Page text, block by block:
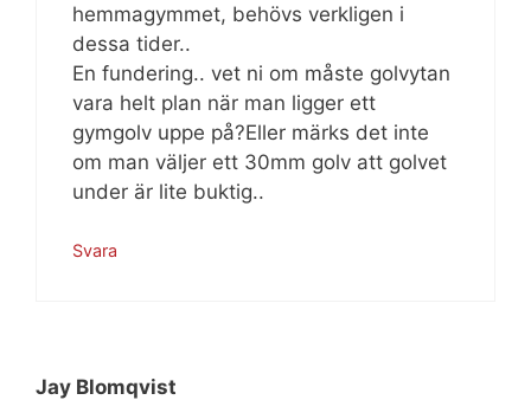
hemmagymmet, behövs verkligen i
dessa tider..
En fundering.. vet ni om måste golvytan
vara helt plan när man ligger ett
gymgolv uppe på?Eller märks det inte
om man väljer ett 30mm golv att golvet
under är lite buktig..
Svara
Jay Blomqvist